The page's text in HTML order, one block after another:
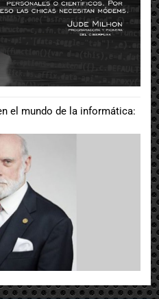
el mundo de la informática: